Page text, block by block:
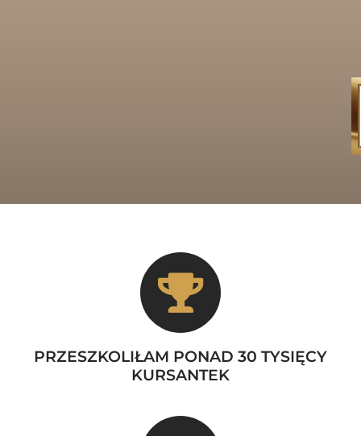
PRZESZKOLIŁAM PONAD 30 TYSIĘCY
KURSANTEK